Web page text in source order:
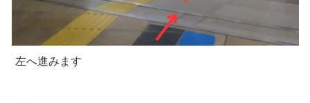
左へ進みます